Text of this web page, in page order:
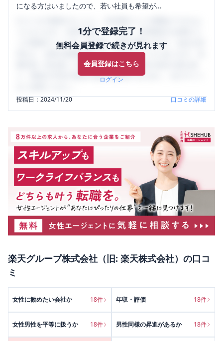
になる方はいましたので、若い社員も希望が...
1分で登録完了！
無料会員登録で続きが見れます
会員登録はこちら
ログイン
うになります。SHEHUB(シーハブ)は、女性限定の企業口コ
ミの投稿サイトです。給与面・女性の働きやすさ・会社の評
判など、女性の転職は気にすべき点がたくさんあります。先
輩社員（元社員）の口コミを通して、本当の会社の姿を知
り、将来の不安や現在の悩みを解消するために、ぜひサイト
投稿日：2024/11/20 口コミの詳細
楽天グループ株式会社（旧: 楽天株式会社） の口コ
ミ
女性に勧めたい会社か 18件 年収・評価 18件
女性男性を平等に扱うか 18件 男性同様の昇進があるか 18件